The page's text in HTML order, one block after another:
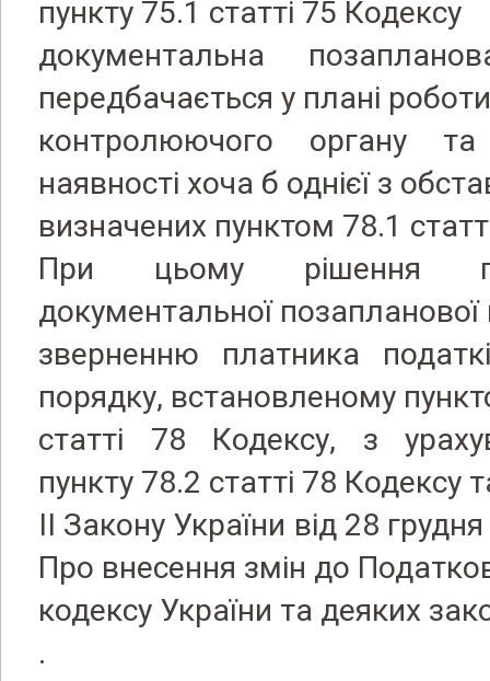
пункту 75.1 статті 75 Кодексу
документальна
передбачається у плані роботи
контролюючого органу
наявності хоча б однієї з
визначених пунктом 78.1
При цьому рішення
документальної позапланової
зверненню платника
порядку, встановленому
статті 78 Кодексу, з
пункту 78.2 статті 78 Кодексу
II Закону України від 28
Про внесення змін до
кодексу України та деяких
.